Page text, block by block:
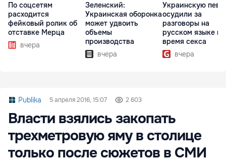
По соцсетям
расходится
фейковый ролик об
отставке Мерца
вчера
Зеленский:
Украинская оборонка
может удвоить
объемы
производства
вчера
Украинскую
осудили за
разговоры на
русском языке во
время секса
вчера
Publika 5 апреля 2016, 15:07 2 603
Власти взялись закопать
трехметровую яму в столице
только после сюжетов в СМИ